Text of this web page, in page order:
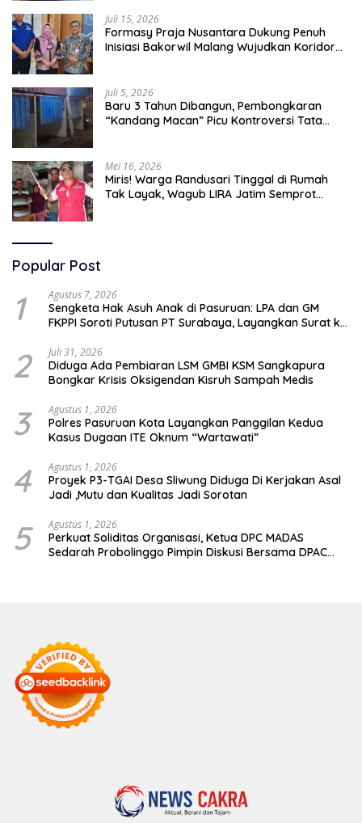
Juli 15, 2026
Formasy Praja Nusantara Dukung Penuh
Inisiasi Bakorwil Malang Wujudkan Koridor
Juli 5, 2026
Baru 3 Tahun Dibangun, Pembongkaran
“Kandang Macan” Picu Kontroversi Tata
Mei 16, 2026
Miris! Warga Randusari Tinggal di Rumah
Tak Layak, Wagub LIRA Jatim Semprot
Popular Post
1 Agustus 7, 2026
Sengketa Hak Asuh Anak di Pasuruan: LPA dan GM
FKPPI Soroti Putusan PT Surabaya, Layangkan Surat ke
2 Juli 31, 2026
Diduga Ada Pembiaran LSM GMBI KSM Sangkapura
Bongkar Krisis Oksigendan Kisruh Sampah Medis
3 Agustus 1, 2026
Polres Pasuruan Kota Layangkan Panggilan Kedua
Kasus Dugaan ITE Oknum “Wartawati”
4 Agustus 1, 2026
Proyek P3-TGAI Desa Sliwung Diduga Di Kerjakan Asal
Jadi ,Mutu dan Kualitas Jadi Sorotan
5 Agustus 1, 2026
Perkuat Soliditas Organisasi, Ketua DPC MADAS
Sedarah Probolinggo Pimpin Diskusi Bersama DPAC